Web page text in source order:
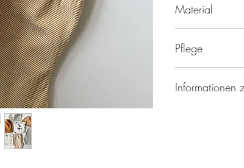
Material
Pflege
Nicht bleichen
Informationen